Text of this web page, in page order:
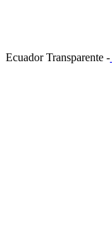
Ecuador Transparente -